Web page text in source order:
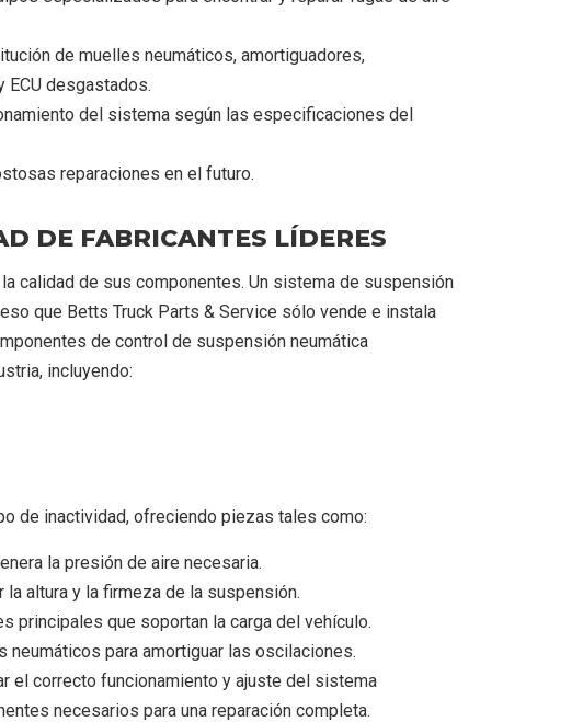
de muelles neumáticos, amortiguadores,
ECU desgastados.
del sistema según las especificaciones del
reparaciones en el futuro.
DE FABRICANTES LÍDERES
calidad de sus componentes. Un sistema de suspensión
que Betts Truck Parts & Service sólo vende e instala
de control de suspensión neumática
incluyendo:
de inactividad, ofreciendo piezas tales como:
la presión de aire necesaria.
altura y la firmeza de la suspensión.
principales que soportan la carga del vehículo.
neumáticos para amortiguar las oscilaciones.
el correcto funcionamiento y ajuste del sistema
necesarios para una reparación completa.